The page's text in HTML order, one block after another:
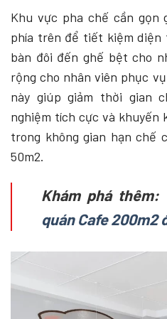
Khu vực pha chế cần
phía trên để tiết kiệm diện
bàn đôi đến ghế bệt cho
rộng cho nhân viên phục
này giúp giảm thời gian
nghiệm tích cực và khuyến
trong không gian hạn chế
50m2.
Khám phá thêm:
quán Cafe 200m2